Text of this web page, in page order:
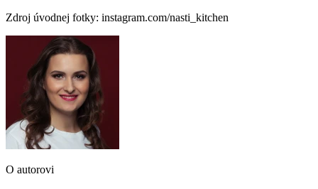
Zdroj úvodnej fotky: instagram.com/nasti_kitchen
O autorovi